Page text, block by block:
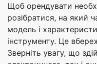
Щоб орендувати
розібратися, на який
модель і
інструменту. Це
Зверніть увагу, що